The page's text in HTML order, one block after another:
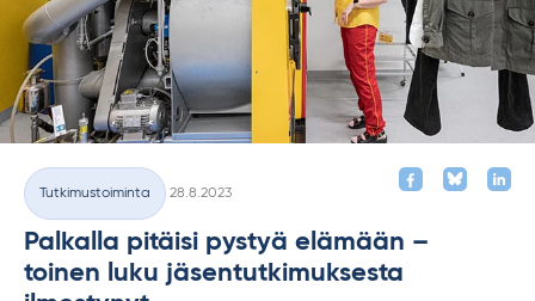
Kategoriat
Tutkimustoiminta
28.8.2023
Palkalla pitäisi pystyä elämään –
toinen luku jäsentutkimuksesta